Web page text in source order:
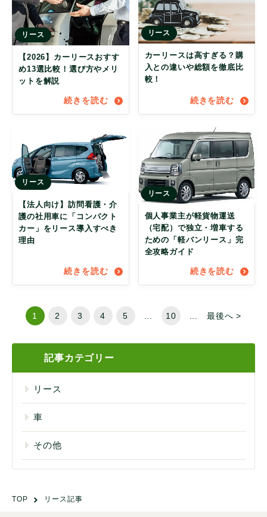
リース
【2026】カーリースおすす
め13選比較！選び方やメリ
ットを解説
続きを読む
リース
カーリースは高すぎる？購
入との違いや総額を徹底比
較！
続きを読む
リース
【法人向け】訪問看護・介
護の社用車に「コンパクト
カー」をリース導入すべき
理由
続きを読む
リース
個人事業主が軽貨物運送
（宅配）で独立・増車する
ための「軽バンリース」完
全攻略ガイド
続きを読む
1 2 3 4 5 10 最後へ >
記事カテゴリー
リース
車
その他
TOP リース記事